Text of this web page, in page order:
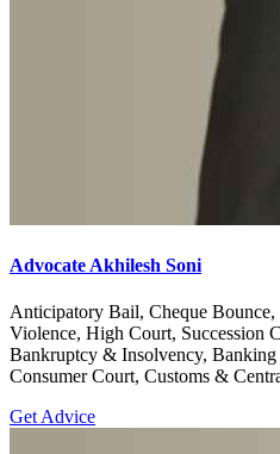
Advocate Akhilesh Soni
Anticipatory Bail, Cheque
Violence, High Court, Succession
Bankruptcy & Insolvency,
Consumer Court, Customs &
Get Advice